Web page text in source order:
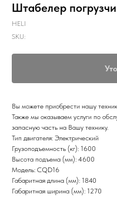
Штабелер
HELI
SKU:
Вы можете приобрести нашу
Также мы оказываем услуги по
запасную часть на Вашу технику.
Тип двигателя: Электрический
Грузоподъемность (кг): 1600
Высота подъема (мм): 4600
Модель: CQD16
Габаритная длина (мм): 1840
Габаритная ширина (мм): 1270